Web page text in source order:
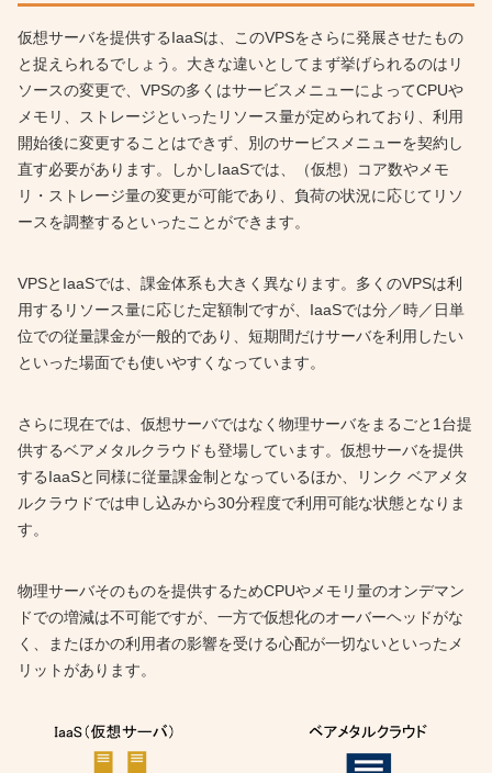
仮想サーバを提供するIaaSは、このVPSをさらに発展させたもの
と捉えられるでしょう。大きな違いとしてまず挙げられるのはリ
ソースの変更で、VPSの多くはサービスメニューによってCPUや
メモリ、ストレージといったリソース量が定められており、利用
開始後に変更することはできず、別のサービスメニューを契約し
直す必要があります。しかしIaaSでは、（仮想）コア数やメモ
リ・ストレージ量の変更が可能であり、負荷の状況に応じてリソ
ースを調整するといったことができます。
VPSとIaaSでは、課金体系も大きく異なります。多くのVPSは利
用するリソース量に応じた定額制ですが、IaaSでは分／時／日単
位での従量課金が一般的であり、短期間だけサーバを利用したい
といった場面でも使いやすくなっています。
さらに現在では、仮想サーバではなく物理サーバをまるごと1台提
供するベアメタルクラウドも登場しています。仮想サーバを提供
するIaaSと同様に従量課金制となっているほか、リンク ベアメタ
ルクラウドでは申し込みから30分程度で利用可能な状態となりま
す。
物理サーバそのものを提供するためCPUやメモリ量のオンデマン
ドでの増減は不可能ですが、一方で仮想化のオーバーヘッドがな
く、またほかの利用者の影響を受ける心配が一切ないといったメ
リットがあります。